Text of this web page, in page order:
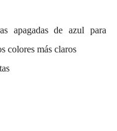
apagadas de azul para
colores más claros